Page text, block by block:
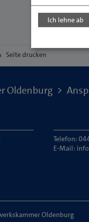
Seite drucken
Oldenburg
Telefon:
E-Mail:
Oldenburg
Ich lehne ab